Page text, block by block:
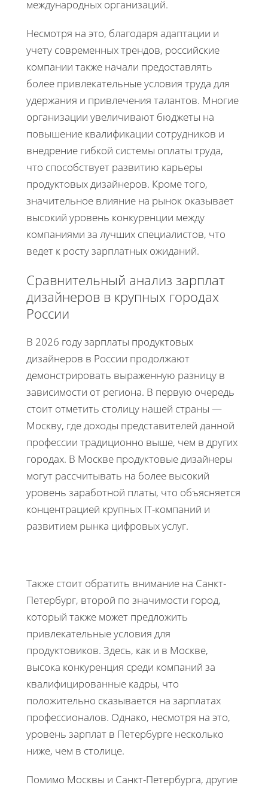
международных организаций.
Несмотря на это, благодаря адаптации и
учету современных трендов, российские
компании также начали предоставлять
более привлекательные условия труда для
удержания и привлечения талантов. Многие
организации увеличивают бюджеты на
повышение квалификации сотрудников и
внедрение гибкой системы оплаты труда,
что способствует развитию карьеры
продуктовых дизайнеров. Кроме того,
значительное влияние на рынок оказывает
высокий уровень конкуренции между
компаниями за лучших специалистов, что
ведет к росту зарплатных ожиданий.
Сравнительный анализ зарплат
дизайнеров в крупных городах
России
В 2026 году зарплаты продуктовых
дизайнеров в России продолжают
демонстрировать выраженную разницу в
зависимости от региона. В первую очередь
стоит отметить столицу нашей страны —
Москву, где доходы представителей данной
профессии традиционно выше, чем в других
городах. В Москве продуктовые дизайнеры
могут рассчитывать на более высокий
уровень заработной платы, что объясняется
концентрацией крупных IT-компаний и
развитием рынка цифровых услуг.
Также стоит обратить внимание на Санкт-
Петербург, второй по значимости город,
который также может предложить
привлекательные условия для
продуктовиков. Здесь, как и в Москве,
высока конкуренция среди компаний за
квалифицированные кадры, что
положительно сказывается на зарплатах
профессионалов. Однако, несмотря на это,
уровень зарплат в Петербурге несколько
ниже, чем в столице.
Помимо Москвы и Санкт-Петербурга, другие